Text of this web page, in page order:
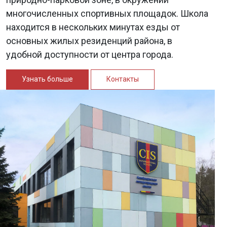
многочисленных спортивных площадок. Школа
находится в нескольких минутах езды от
основных жилых резиденций района, в
удобной доступности от центра города.
Узнать больше Контакты